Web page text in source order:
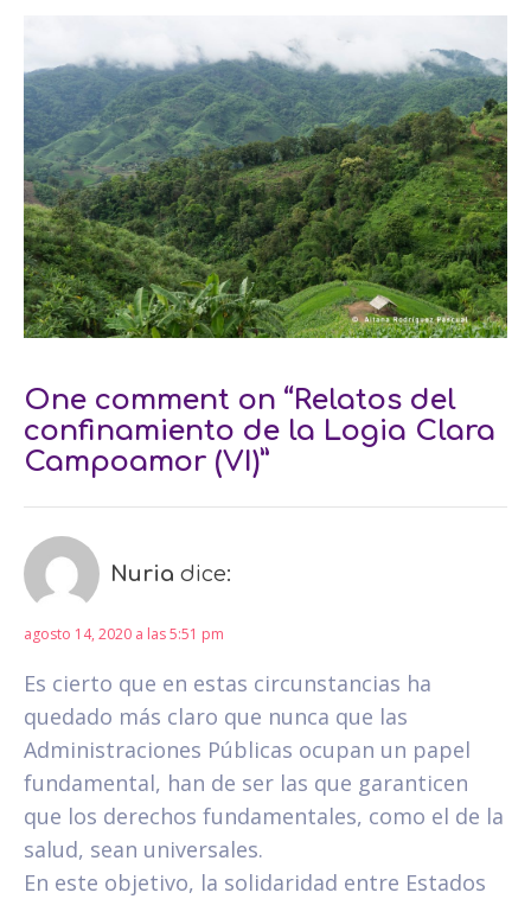
One comment on “Relatos del
confinamiento de la Logia Clara
Campoamor (VI)”
Nuria dice:
agosto 14, 2020 a las 5:51 pm
Es cierto que en estas circunstancias ha
quedado más claro que nunca que las
Administraciones Públicas ocupan un papel
fundamental, han de ser las que garanticen
que los derechos fundamentales, como el de la
salud, sean universales.
En este objetivo, la solidaridad entre Estados